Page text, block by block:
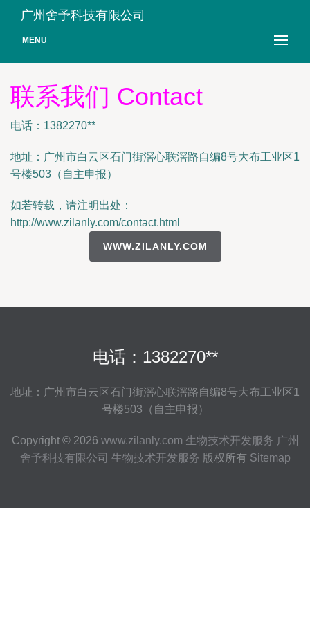
广州舍予科技有限公司
MENU
联系我们 Contact
电话：1382270**
地址：广州市白云区石门街滘心联滘路自编8号大布工业区1
号楼503（自主申报）
如若转载，请注明出处：
http://www.zilanly.com/contact.html
WWW.ZILANLY.COM
电话：1382270**
地址：广州市白云区石门街滘心联滘路自编8号大布工业区1
号楼503（自主申报）
Copyright © 2026 www.zilanly.com 生物技术开发服务 广州
舍予科技有限公司 生物技术开发服务 版权所有 Sitemap